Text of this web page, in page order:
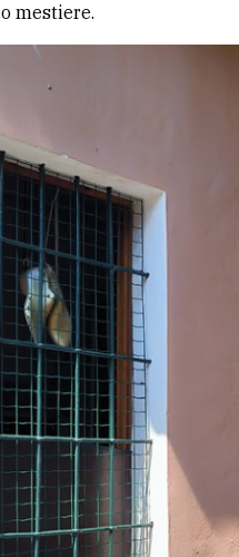
mestiere.